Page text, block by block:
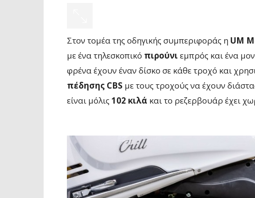
Στον τομέα της οδηγικής συμπεριφοράς η UM
με ένα τηλεσκοπικό πιρούνι εμπρός και ένα
φρένα έχουν έναν δίσκο σε κάθε τροχό και
πέδησης CBS με τους τροχούς να έχουν
είναι μόλις 102 κιλά και το ρεζερβουάρ έχει